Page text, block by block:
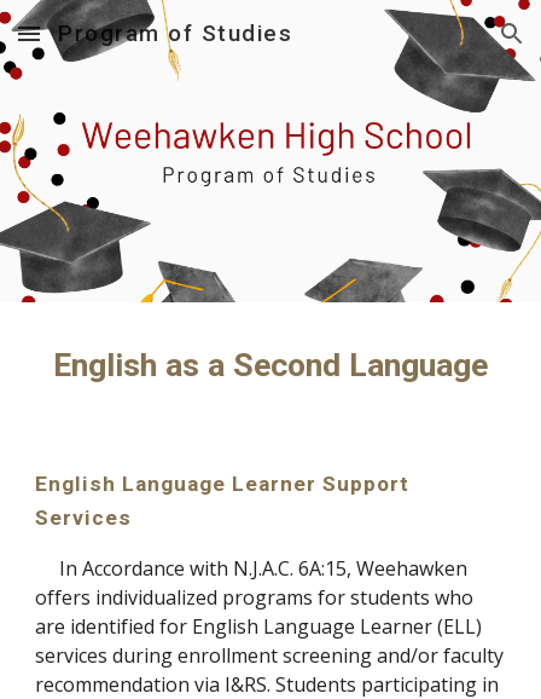
Skip to main content Skip to navigation
Program of Studies
English as a Second Language
English Language Learner Support
Services
In Accordance with N.J.A.C. 6A:15, Weehawken
offers individualized programs for students who
are identified for English Language Learner (ELL)
services during enrollment screening and/or faculty
recommendation via I&RS. Students participating in